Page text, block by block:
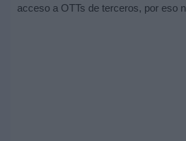
acceso a OTTs de terceros, por eso